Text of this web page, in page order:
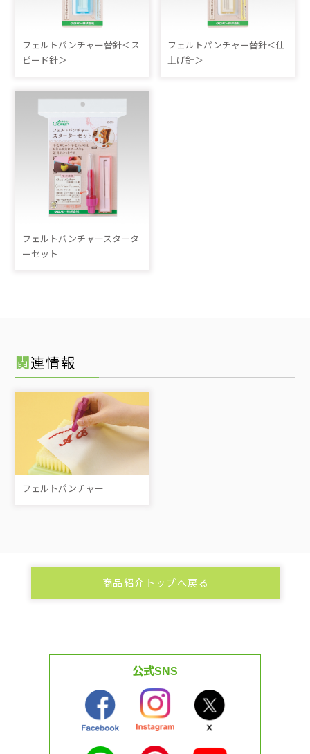
フェルトパンチャー替針＜ス
ピード針＞
フェルトパンチャー替針＜仕
上げ針＞
フェルトパンチャースタータ
ーセット
関連情報
フェルトパンチャー
商品紹介トップへ戻る
公式SNS